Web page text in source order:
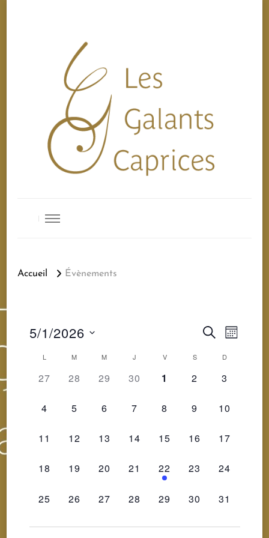
Les Galants Caprices
Accueil Évènements
vues
RECHERCHE
MOIS
5/1/2026
Sélectionnez
uneCalendrier
de
Évènements
L M M J V S D
0
27
0
28
0
29
0
30
0
1
0
2
0
3
0
4
0
5
0
6
0
7
0
8
0
9
0
10
0
11
0
12
0
13
0
14
0
15
0
16
0
17
0
18
0
19
0
ÉVÈNEMENT,
20
0
ÉVÈNEMENT,
21
1
ÉVÈNEMENT,
22
0
23
0
24
0
25
0
26
0
27
0
28
0
29
0
30
0
31